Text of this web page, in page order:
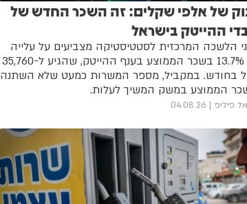
של אלפי שקלים: זה השכר החדש של
ההייטק בישראל
הלשכה המרכזית לסטטיסטיקה מצביעים על עלייה
של 13.7% בשכר הממוצע בענף ההייטק, שהגיע ל-35,760
בחודש. במקביל, מספר המשרות כמעט שלא השתנה
הממוצע במשק המשיך לעלות.
פיליפ 04.08.26